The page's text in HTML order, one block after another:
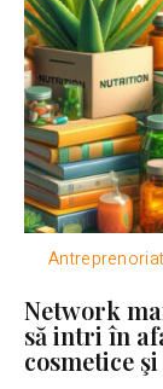
Antreprenoriat
Network
să intri în
cosmetice